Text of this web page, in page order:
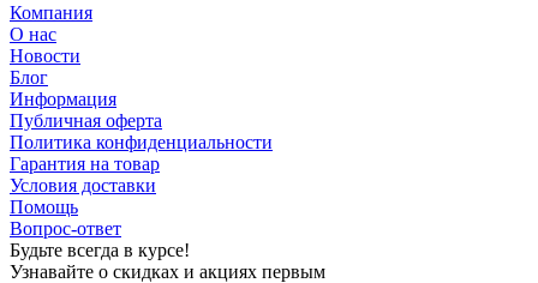
Компания
О нас
Новости
Блог
Информация
Публичная оферта
Политика конфиденциальности
Гарантия на товар
Условия доставки
Помощь
Вопрос-ответ
Будьте всегда в курсе!
Узнавайте о скидках и акциях первым